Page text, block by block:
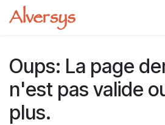
Se rendre au contenu
Oups: La page
n'est pas valide
plus.